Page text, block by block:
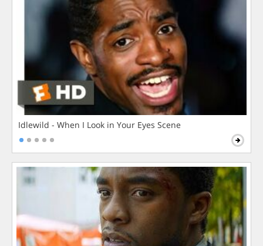
Idlewild - When I Look in Your Eyes Scene